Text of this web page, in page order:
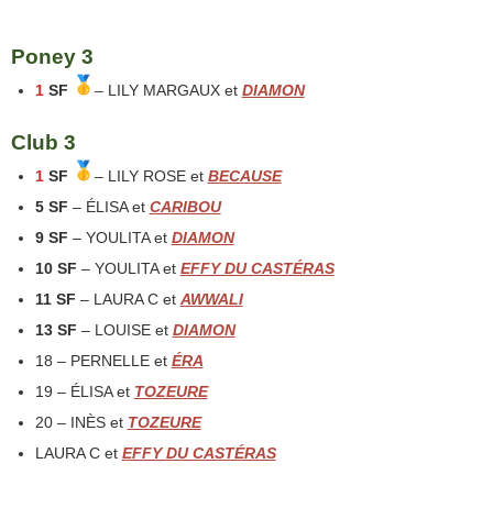
Poney 3
1 SF – LILY MARGAUX et DIAMON
Club 3
1 SF – LILY ROSE et BECAUSE
5 SF – ÉLISA et CARIBOU
9 SF – YOULITA et DIAMON
10 SF – YOULITA et EFFY DU CASTÉRAS
11 SF – LAURA C et AWWALI
13 SF – LOUISE et DIAMON
18 – PERNELLE et ÉRA
19 – ÉLISA et TOZEURE
20 – INÈS et TOZEURE
LAURA C et EFFY DU CASTÉRAS